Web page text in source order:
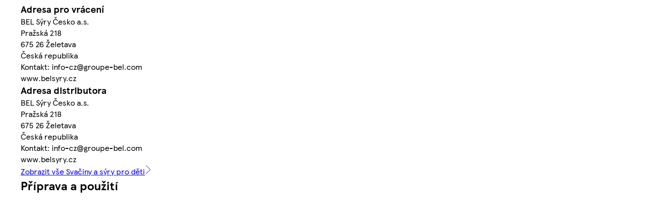
Adresa pro vrácení
BEL Sýry Česko a.s.
Pražská 218
675 26 Želetava
Česká republika
Kontakt: info-cz@groupe-bel.com
www.belsyry.cz
Adresa distributora
BEL Sýry Česko a.s.
Pražská 218
675 26 Želetava
Česká republika
Kontakt: info-cz@groupe-bel.com
www.belsyry.cz
Zobrazit vše Svačiny a sýry pro děti
Příprava a použití